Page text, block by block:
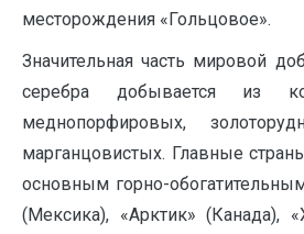
месторождения «Гольцовое».
Значительная часть мировой
серебра добывается из
меднопорфировых,
марганцовистых. Главные
основным горно-
(Мексика), «Арктик» (Канада),